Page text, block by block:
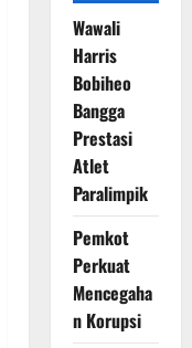
Wawali
Harris
Bobiheo
Bangga
Prestasi
Atlet
Paralimpik
Pemkot
Perkuat
Mencegaha
n Korupsi